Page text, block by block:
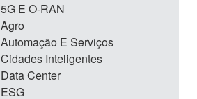
5G E O-RAN
Agro
Automação E Serviços
Cidades Inteligentes
Data Center
ESG